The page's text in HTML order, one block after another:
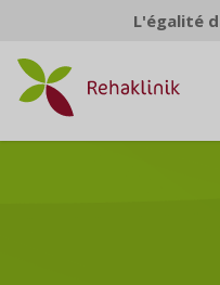
L'égalité